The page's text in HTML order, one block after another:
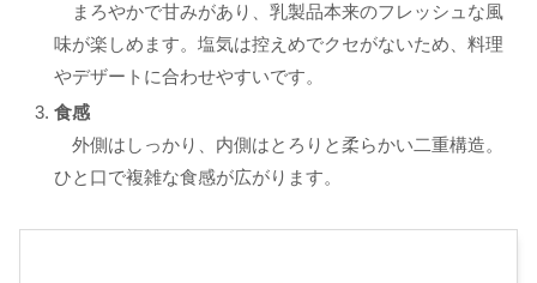
まろやかで甘みがあり、乳製品本来のフレッシュな風
味が楽しめます。塩気は控えめでクセがないため、料理
やデザートに合わせやすいです。
食感
外側はしっかり、内側はとろりと柔らかい二重構造。
ひと口で複雑な食感が広がります。